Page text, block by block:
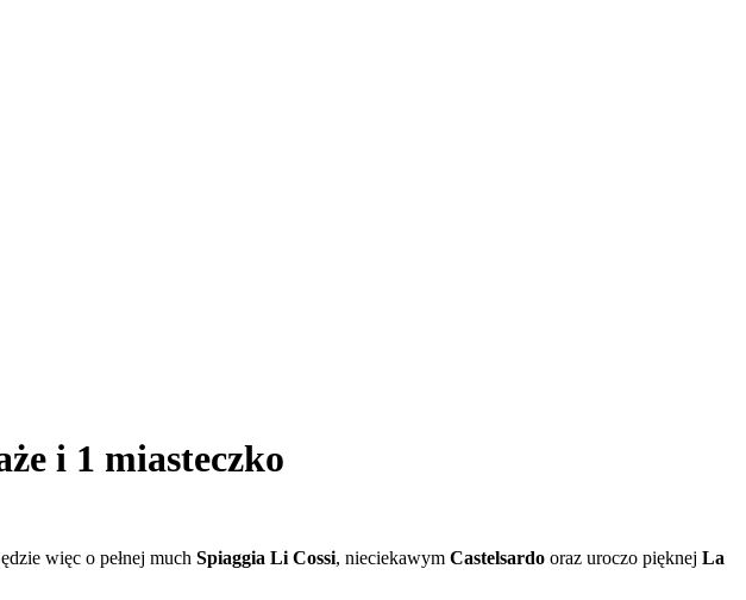
i 1 miasteczko
więc o pełnej much Spiaggia Li Cossi, nieciekawym Castelsardo oraz uroczo pięknej La